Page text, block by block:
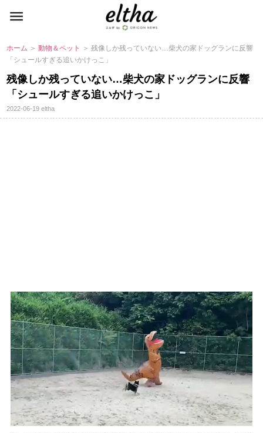
ホーム ＞動物＆ペット
＞ 残像しか残っていない…柴犬の家ドッグランに反響
「シュールすぎる追いかけっこ」
残像しか残っていない…柴犬の家ドッグランに反響
「シュールすぎる追いかけっこ」
2022-06-19eltha